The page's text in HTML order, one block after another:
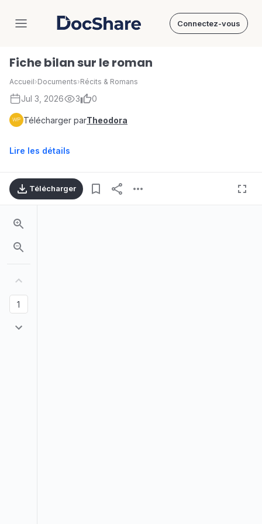
DocShare Connectez-vous
Fiche bilan sur le roman
Accueil›Documents›Récits & Romans
Jul 3, 2026 3 0
Télécharger parTheodora
Lire les détails
Télécharger